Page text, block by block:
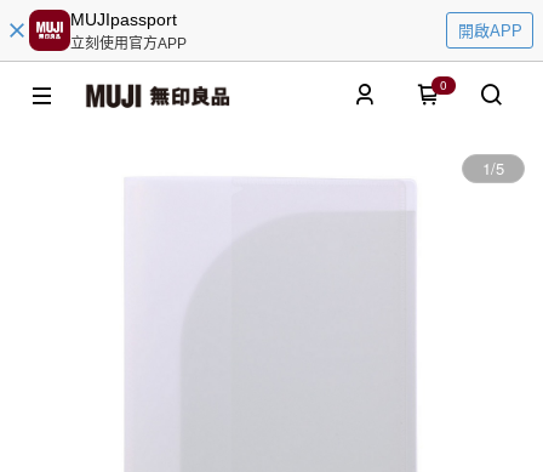
MUJIpassport
立刻使用官方APP
開啟APP
0
1/5